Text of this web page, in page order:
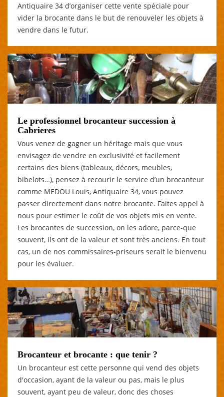
Antiquaire 34 d’organiser cette vente spéciale pour
vider la brocante dans le but de renouveler les objets à
vendre dans le futur.
Le professionnel brocanteur succession à
Cabrieres
Vous venez de gagner un héritage mais que vous
envisagez de vendre en exclusivité et facilement
certains des biens (tableaux, décors, meubles,
bibelots…), pensez à recourir le service d’un brocanteur
comme MEDOU Louis, Antiquaire 34, vous pouvez
passer directement dans notre brocante. Faites appel à
nous pour estimer le coût de vos objets mis en vente.
Les brocantes de succession, on les adore, parce-que
souvent, ils ont de la valeur et sont très anciens. En tout
cas, un de nos commissaires-priseurs serait le bienvenu
pour les évaluer.
Brocanteur et brocante : que tenir ?
Un brocanteur est cette personne qui vend des objets
d'occasion, ayant de la valeur ou pas, mais le plus
souvent, ayant peu de valeur, donc des choses